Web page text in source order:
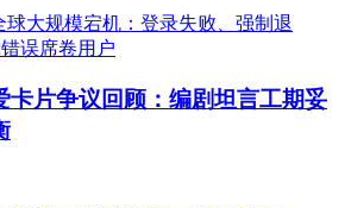
卡片争议回顾：编剧坦言工期妥